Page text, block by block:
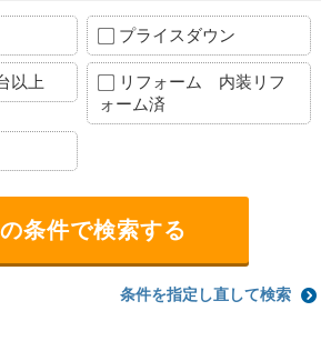
プライスダウン
以上
リフォーム 内装リフ
ォーム済
条件を指定し直して検索